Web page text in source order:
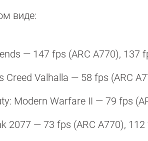
виде:
— 147 fps (ARC A770), 137
Creed Valhalla — 58 fps (ARC
Modern Warfare II — 79 fps
2077 — 73 fps (ARC A770),